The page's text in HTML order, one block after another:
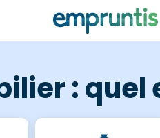
: quel